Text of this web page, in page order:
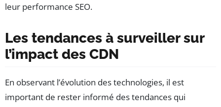
leur performance SEO.
Les tendances à surveiller sur
l’impact des CDN
En observant l’évolution des technologies, il est
important de rester informé des tendances qui